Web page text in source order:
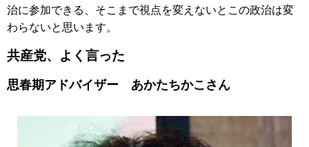
治に参加できる、そこまで視点を変えないとこの政治は変
わらないと思います。
共産党、よく言った
思春期アドバイザー あかたちかこさん